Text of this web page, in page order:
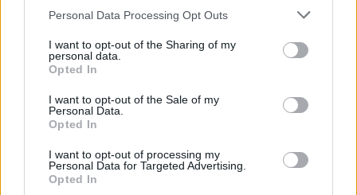
Personal Data Processing Opt Outs
I want to opt-out of the Sharing of my
personal data.
Opted In
I want to opt-out of the Sale of my
Personal Data.
Opted In
I want to opt-out of processing my
Personal Data for Targeted Advertising.
Opted In
CHAMPIONS LEAGUE
La Roma recupera Strootman
15/10/2017
ROMA IN ANSIA
Ecco la verità su Strootman e